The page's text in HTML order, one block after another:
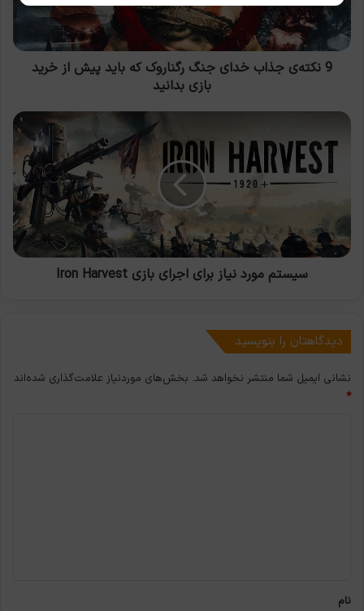
که
باید
پیش
بدانید
9 نکته‌ی جذاب خدای جنگ رگناروک که باید پیش از خرید
بازی بدانید
سیستم
اجرای
Iron
Harvest
سیستم مورد نیاز برای اجرای بازی Iron Harvest
دیدگاهتان را بنویسید
نشانی ایمیل شما منتشر نخواهد شد. بخش‌های موردنیاز علامت‌گذاری شده‌اند
*
نام